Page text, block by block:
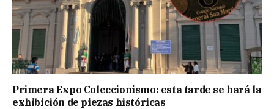
Primera Expo Coleccionismo: esta tarde se hará la
exhibición de piezas históricas